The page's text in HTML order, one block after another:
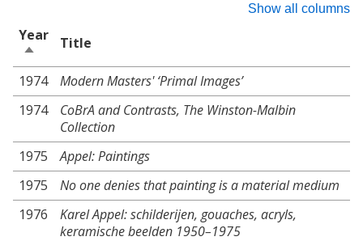
Show all columns
Year
Sort
descending
Title
1974
Modern Masters' ‘Primal Images’
1974
CoBrA and Contrasts, The Winston-Malbin
Collection
1975
Appel: Paintings
1975
No one denies that painting is a material medium
1976
Karel Appel: schilderijen, gouaches, acryls,
keramische beelden 1950–1975